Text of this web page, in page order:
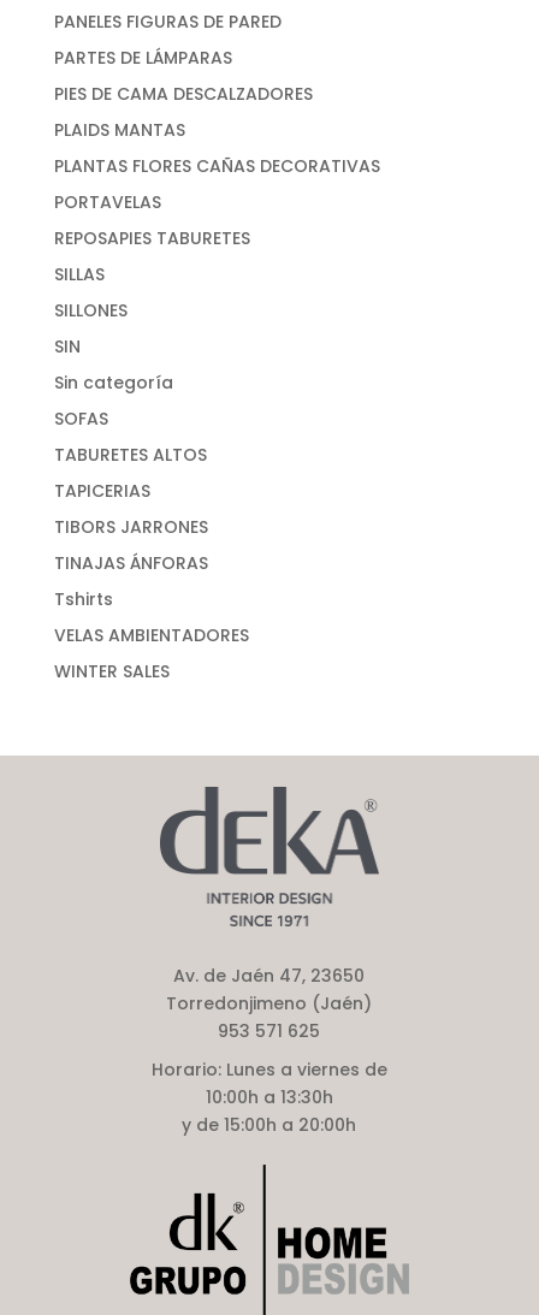
PANELES FIGURAS DE PARED
PARTES DE LÁMPARAS
PIES DE CAMA DESCALZADORES
PLAIDS MANTAS
PLANTAS FLORES CAÑAS DECORATIVAS
PORTAVELAS
REPOSAPIES TABURETES
SILLAS
SILLONES
SIN
Sin categoría
SOFAS
TABURETES ALTOS
TAPICERIAS
TIBORS JARRONES
TINAJAS ÁNFORAS
Tshirts
VELAS AMBIENTADORES
WINTER SALES
Av. de Jaén 47, 23650
Torredonjimeno (Jaén)
953 571 625
Horario:Lunes a viernes de
10:00h a 13:30h
y de 15:00h a 20:00h